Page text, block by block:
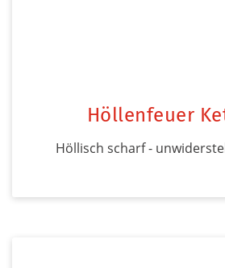
Höllenfeuer
Höllisch scharf -